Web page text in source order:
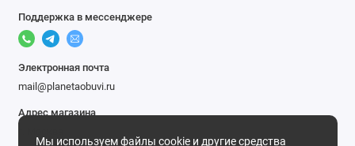
Мы используем файлы cookie и другие средства
Поддержка в мессенджере
Электронная почта
mail@planetaobuvi.ru
Адрес магазина